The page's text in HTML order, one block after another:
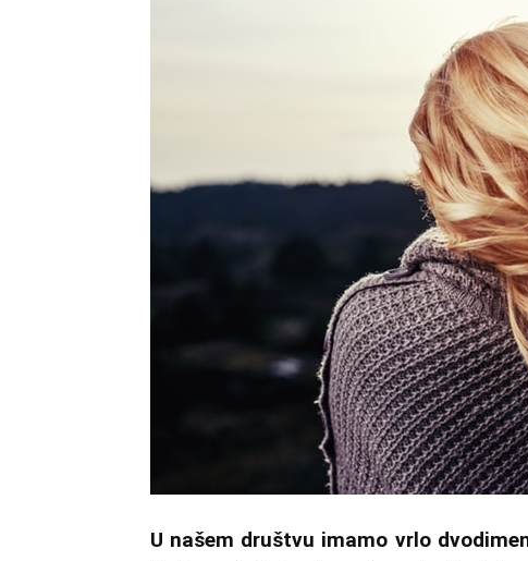
U našem društvu imamo vrlo